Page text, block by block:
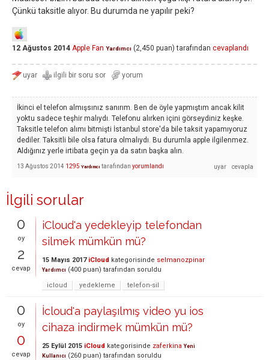
Çünkü taksitle alıyor. Bu durumda ne yapılır peki?
12 Ağustos 2014 Apple Fan Yardımcı (2,450 puan) tarafından cevaplandı
İkinci el telefon almışsınız sanırım. Ben de öyle yapmıştım ancak kilit
yoktu sadece teşhir malıydı. Telefonu alırken içini görseydiniz keşke.
Taksitle telefon alımı bitmişti İstanbul store'da bile taksit yapamıyoruz
dediler. Taksitli bile olsa fatura olmalıydı. Bu durumla apple ilgilenmez.
Aldığınız yerle irtibata geçin ya da satın başka alın.
13 Ağustos 2014 1295 Yardımcı tarafından yorumlandı
İlgili sorular
0
oy
2
cevap
iCloud'a yedekleyip telefondan
silmek mümkün mü?
15 Mayıs 2017 iCloud kategorisinde selmanozpinar
Yardımcı (400 puan) tarafından soruldu
icloud
yedekleme telefon-sil
0
oy
0
cevap
İcloud'a paylaşılmış video yu ios
cihaza indirmek mümkün mü?
25 Eylül 2015 iCloud kategorisinde zaferkina Yeni
Kullanıcı (260 puan) tarafından soruldu